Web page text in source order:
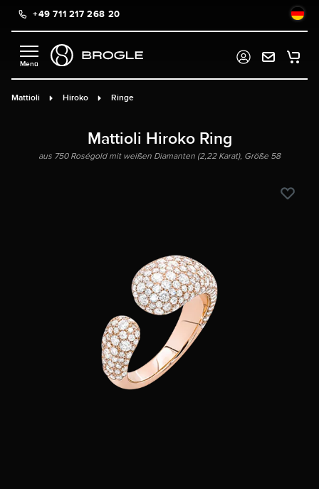
springen
+49 711 217 268 20
Mattioli Hiroko Ringe
Mattioli Hiroko Ring
aus 750 Roségold mit weißen Diamanten (2,22 Karat), Größe 58